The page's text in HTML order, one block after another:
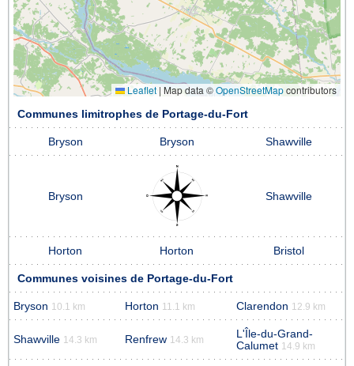
Leaflet | Map data ©OpenStreetMapcontributors
Communes limitrophes de Portage-du-Fort
Bryson Bryson Shawville
Bryson Shawville
Horton Horton Bristol
Communes voisines de Portage-du-Fort
Bryson 10.1 km Horton 11.1 km Clarendon 12.9 km
Shawville 14.3 km Renfrew 14.3 km
L'Île-du-Grand-
Calumet 14.9 km